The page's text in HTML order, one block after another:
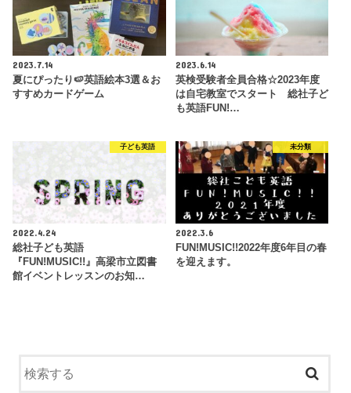
2023.7.14
夏にぴったり🍉英語絵本3選＆お
すすめカードゲーム
2023.6.14
英検受験者全員合格☆2023年度
は自宅教室でスタート 総社子ど
も英語FUN!…
子ども英語
2022.4.24
総社子ども英語
『FUN!MUSIC!!』高梁市立図書
館イベントレッスンのお知…
未分類
2022.3.6
FUN!MUSIC!!2022年度6年目の春
を迎えます。